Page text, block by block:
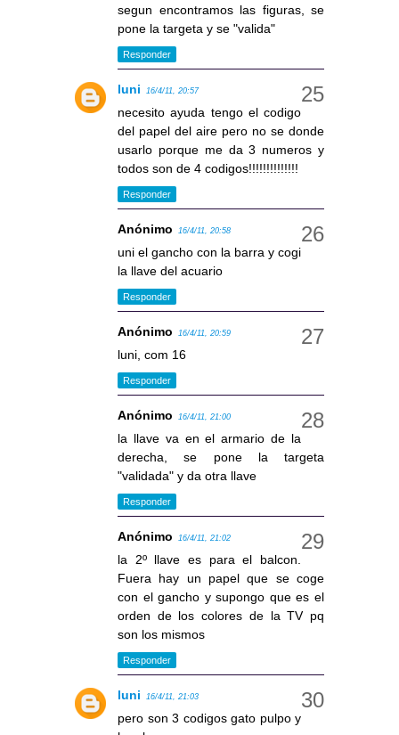
segun encontramos las figuras, se
pone la targeta y se "valida"
Responder
luni 16/4/11, 20:57
necesito ayuda tengo el codigo
del papel del aire pero no se donde
usarlo porque me da 3 numeros y
todos son de 4 codigos!!!!!!!!!!!!!!
Responder
Anónimo 16/4/11, 20:58
uni el gancho con la barra y cogi
la llave del acuario
Responder
Anónimo 16/4/11, 20:59
luni, com 16
Responder
Anónimo 16/4/11, 21:00
la llave va en el armario de la
derecha, se pone la targeta
"validada" y da otra llave
Responder
Anónimo 16/4/11, 21:02
la 2º llave es para el balcon.
Fuera hay un papel que se coge
con el gancho y supongo que es el
orden de los colores de la TV pq
son los mismos
Responder
luni 16/4/11, 21:03
pero son 3 codigos gato pulpo y